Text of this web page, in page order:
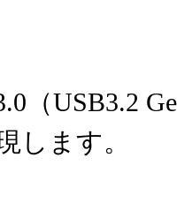
（USB3.2
します。